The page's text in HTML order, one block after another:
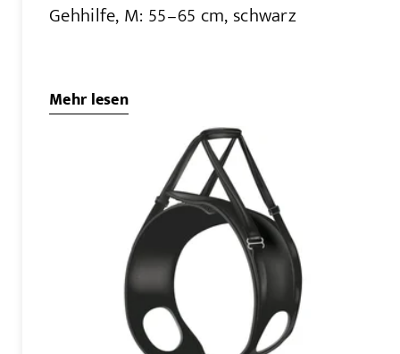
Gehhilfe, M: 55–65 cm, schwarz
Mehr lesen